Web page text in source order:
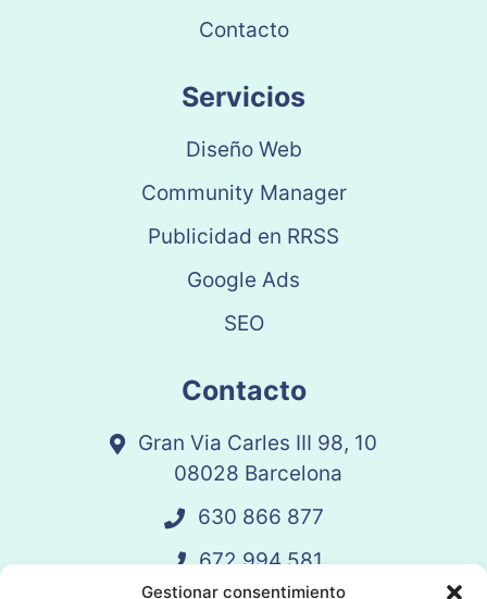
Gestionar consentimiento
Contacto
Servicios
Diseño Web
Community Manager
Publicidad en RRSS
Google Ads
SEO
Contacto
Gran Via Carles III 98, 10
08028 Barcelona
630 866 877
672 994 581